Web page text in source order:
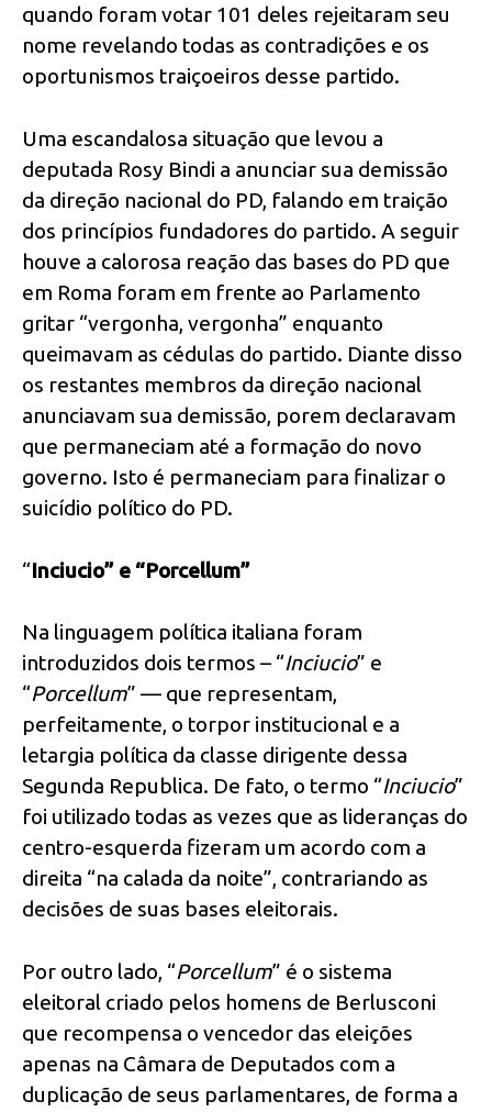
quando foram votar 101 deles rejeitaram seu
nome revelando todas as contradições e os
oportunismos traiçoeiros desse partido.
Uma escandalosa situação que levou a
deputada Rosy Bindi a anunciar sua demissão
da direção nacional do PD, falando em traição
dos princípios fundadores do partido. A seguir
houve a calorosa reação das bases do PD que
em Roma foram em frente ao Parlamento
gritar “vergonha, vergonha” enquanto
queimavam as cédulas do partido. Diante disso
os restantes membros da direção nacional
anunciavam sua demissão, porem declaravam
que permaneciam até a formação do novo
governo. Isto é permaneciam para finalizar o
suicídio político do PD.
“Inciucio” e “Porcellum”
Na linguagem política italiana foram
introduzidos dois termos – “Inciucio” e
“Porcellum” — que representam,
perfeitamente, o torpor institucional e a
letargia política da classe dirigente dessa
Segunda Republica. De fato, o termo “Inciucio”
foi utilizado todas as vezes que as lideranças do
centro-esquerda fizeram um acordo com a
direita “na calada da noite”, contrariando as
decisões de suas bases eleitorais.
Por outro lado, “Porcellum” é o sistema
eleitoral criado pelos homens de Berlusconi
que recompensa o vencedor das eleições
apenas na Câmara de Deputados com a
duplicação de seus parlamentares, de forma a